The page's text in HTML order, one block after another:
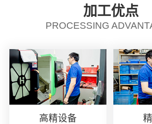
加工优点
PROCESSING
高精设备